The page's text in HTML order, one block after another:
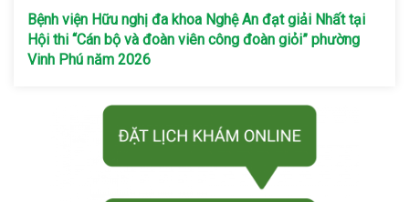
Bệnh viện Hữu nghị đa khoa Nghệ An đạt giải Nhất tại
Hội thi “Cán bộ và đoàn viên công đoàn giỏi” phường
Vinh Phú năm 2026